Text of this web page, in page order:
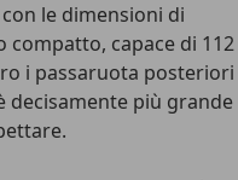
le dimensioni di
compatto, capace di 112
i passaruota posteriori
decisamente più grande